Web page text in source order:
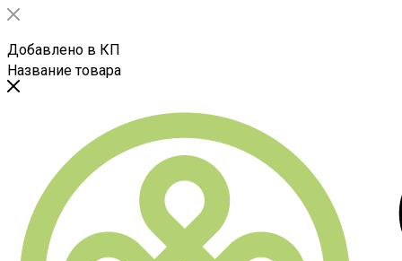
Добавлено в КП
Название товара